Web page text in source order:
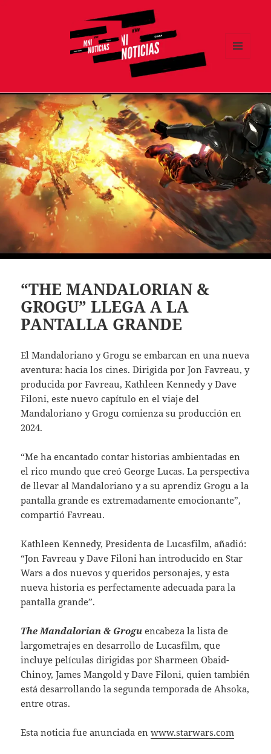
“THE MANDALORIAN &
GROGU” LLEGA A LA
PANTALLA GRANDE
El Mandaloriano y Grogu se embarcan en una nueva
aventura: hacia los cines. Dirigida por Jon Favreau, y
producida por Favreau, Kathleen Kennedy y Dave
Filoni, este nuevo capítulo en el viaje del
Mandaloriano y Grogu comienza su producción en
2024.
“Me ha encantado contar historias ambientadas en
el rico mundo que creó George Lucas. La perspectiva
de llevar al Mandaloriano y a su aprendiz Grogu a la
pantalla grande es extremadamente emocionante”,
compartió Favreau.
Kathleen Kennedy, Presidenta de Lucasfilm, añadió:
“Jon Favreau y Dave Filoni han introducido en Star
Wars a dos nuevos y queridos personajes, y esta
nueva historia es perfectamente adecuada para la
pantalla grande”.
The Mandalorian & Grogu encabeza la lista de
largometrajes en desarrollo de Lucasfilm, que
incluye películas dirigidas por Sharmeen Obaid-
Chinoy, James Mangold y Dave Filoni, quien también
está desarrollando la segunda temporada de Ahsoka,
entre otras.
Esta noticia fue anunciada enwww.starwars.com